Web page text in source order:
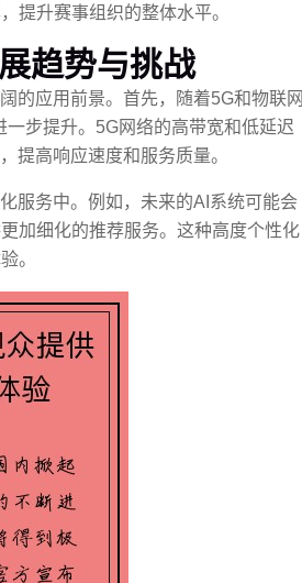
提升赛事组织的整体水平。
趋势与挑战
的应用前景。首先，随着5G和物联网
一步提升。5G网络的高带宽和低延迟
提高响应速度和服务质量。
服务中。例如，未来的AI系统可能会
加细化的推荐服务。这种高度个性化
。